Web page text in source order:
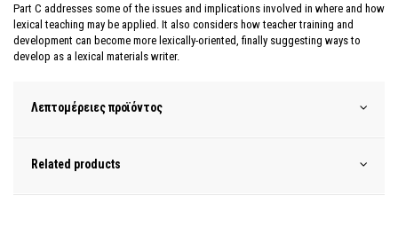
Part C addresses some of the issues and implications involved in where and how
lexical teaching may be applied. It also considers how teacher training and
development can become more lexically-oriented, finally suggesting ways to
develop as a lexical materials writer.
Λεπτομέρειες προϊόντος
Related products